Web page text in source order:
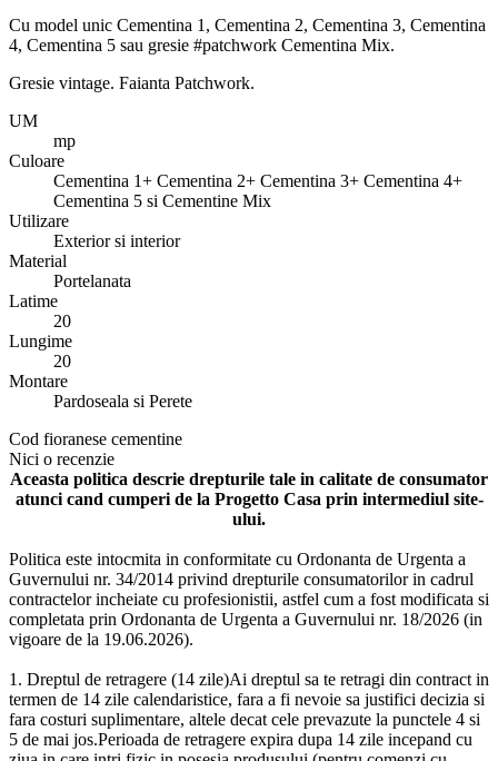
Cu model unic Cementina 1, Cementina 2, Cementina 3, Cementina
4, Cementina 5 sau gresie #patchwork Cementina Mix.
Gresie vintage. Faianta Patchwork.
UM
mp
Culoare
Cementina 1+ Cementina 2+ Cementina 3+ Cementina 4+
Cementina 5 si Cementine Mix
Utilizare
Exterior si interior
Material
Portelanata
Latime
20
Lungime
20
Montare
Pardoseala si Perete
Cod fioranese cementine
Nici o recenzie
Aceasta politica descrie drepturile tale in calitate de consumator
atunci cand cumperi de la Progetto Casa prin intermediul site-
ului.
Politica este intocmita in conformitate cu Ordonanta de Urgenta a
Guvernului nr. 34/2014 privind drepturile consumatorilor in cadrul
contractelor incheiate cu profesionistii, astfel cum a fost modificata si
completata prin Ordonanta de Urgenta a Guvernului nr. 18/2026 (in
vigoare de la 19.06.2026).
1. Dreptul de retragere (14 zile)Ai dreptul sa te retragi din contract in
termen de 14 zile calendaristice, fara a fi nevoie sa justifici decizia si
fara costuri suplimentare, altele decat cele prevazute la punctele 4 si
5 de mai jos.Perioada de retragere expira dupa 14 zile incepand cu